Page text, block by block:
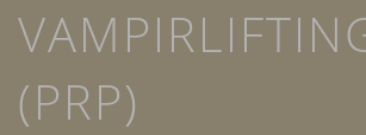
(PRP)